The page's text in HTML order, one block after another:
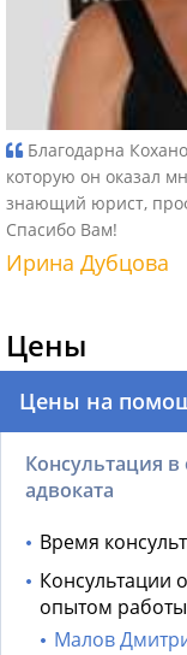
Благодарна
которую он оказал
знающий юрист,
Спасибо Вам!
Ирина Дубцова
Цены
Цены на
Консультация в
адвоката
Время
Консультации
опытом работы
Малов